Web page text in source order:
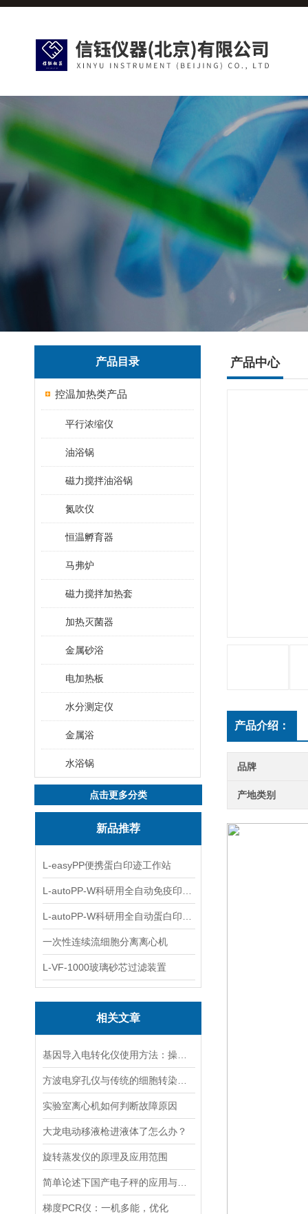
产品目录
控温加热类产品
平行浓缩仪
油浴锅
磁力搅拌油浴锅
氮吹仪
恒温孵育器
马弗炉
磁力搅拌加热套
加热灭菌器
金属砂浴
电加热板
水分测定仪
金属浴
水浴锅
点击更多分类
新品推荐
L-easyPP便携蛋白印迹工作站
一次性连续流细胞分离离心机
L-VF-1000玻璃砂芯过滤装置
相关文章
实验室离心机如何判断故障原因
大龙电动移液枪进液体了怎么办？
旋转蒸发仪的原理及应用范围
梯度PCR仪：一机多能，优化
产品中心
产品介绍：
品牌
产地类别